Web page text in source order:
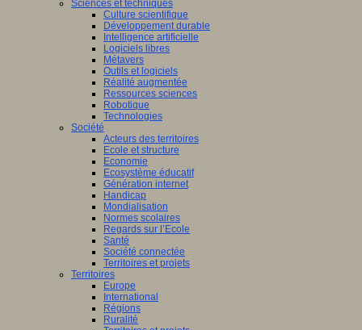
Sciences et techniques
Culture scientifique
Développement durable
Intelligence artificielle
Logiciels libres
Métavers
Outils et logiciels
Réalité augmentée
Ressources sciences
Robotique
Technologies
Société
Acteurs des territoires
Ecole et structure
Economie
Ecosystème éducatif
Génération internet
Handicap
Mondialisation
Normes scolaires
Regards sur l’Ecole
Santé
Société connectée
Territoires et projets
Territoires
Europe
International
Régions
Ruralité